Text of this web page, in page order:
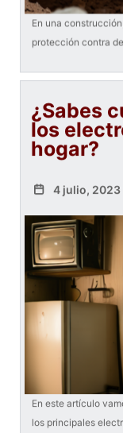
En una
protección contra
¿Sabes
los
hogar?
4 julio, 2023
En este artículo
los principales